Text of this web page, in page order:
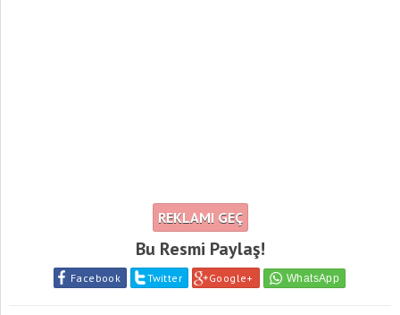
REKLAMI GEÇ
Bu Resmi Paylaş!
Facebook Twitter Google+